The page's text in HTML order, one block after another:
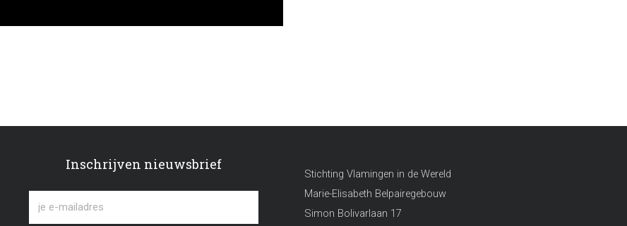
Inschrijven nieuwsbrief
Stichting Vlamingen in de Wereld
Marie-Elisabeth Belpairegebouw
Simon Bolivarlaan 17